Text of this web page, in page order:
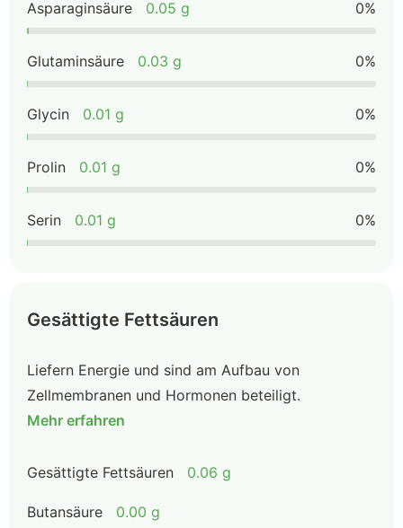
Asparaginsäure 0.05 g 0%
Glutaminsäure 0.03 g 0%
Glycin 0.01 g 0%
Prolin 0.01 g 0%
Serin 0.01 g 0%
Gesättigte Fettsäuren
Liefern Energie und sind am Aufbau von
Zellmembranen und Hormonen beteiligt.
Mehr erfahren
Gesättigte Fettsäuren 0.06 g
Butansäure 0.00 g